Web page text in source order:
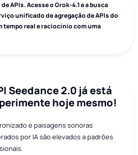
APIs. Acesse o Grok-4.1 e a busca
unificado de agregação de APIs do
tempo real e raciocínio com uma
Seedance 2.0 já está
hoje mesmo!
e paisagens sonoras
por IA são elevados a padrões